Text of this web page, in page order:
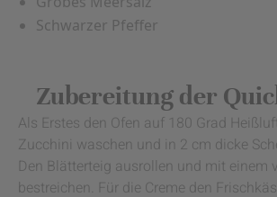
Schwarzer Pfeffer
Zubereitung der
Als Erstes den Ofen auf 180 Grad
Zucchini waschen und in 2 cm dicke
Den Blätterteig ausrollen und mit einem
bestreichen. Für die Creme den